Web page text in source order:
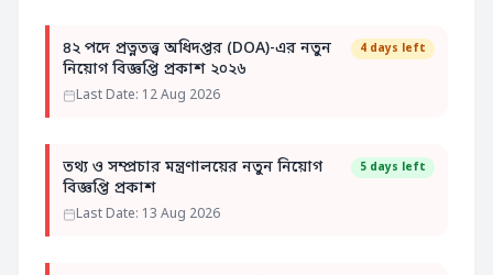
৪২ পদে প্রত্নতত্ত্ব অধিদপ্তর (DOA)-এর নতুন
নিয়োগ বিজ্ঞপ্তি প্রকাশ ২০২৬
4 days left
Last Date: 12 Aug 2026
তথ্য ও সম্প্রচার মন্ত্রণালয়ের নতুন নিয়োগ
বিজ্ঞপ্তি প্রকাশ
5 days left
Last Date: 13 Aug 2026